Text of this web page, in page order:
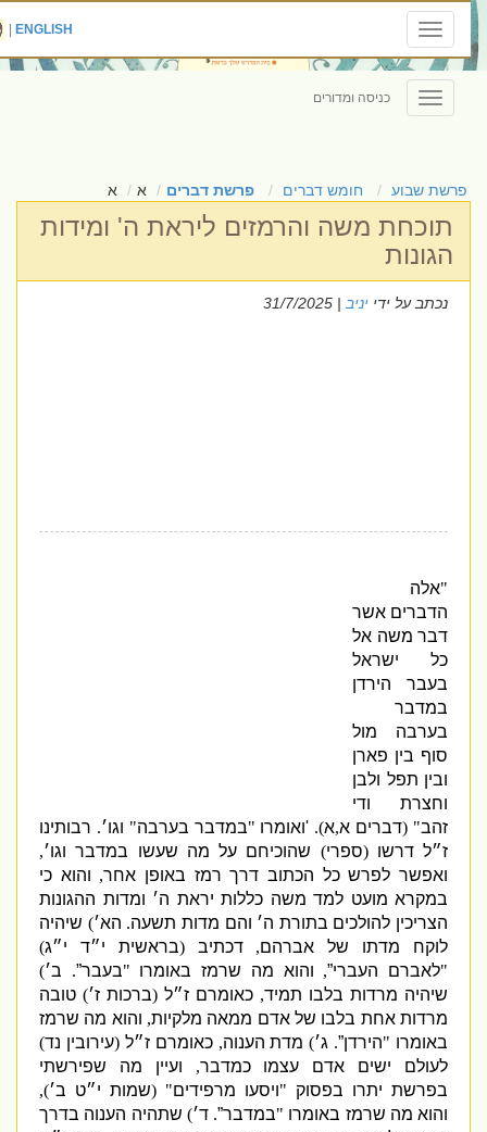
Toggle
navigation
ENGLISH
|
Toggle
navigation
כניסה ומדורים
פרשת שבוע חומש דברים פרשת דברים א א
תוכחת משה והרמזים ליראת ה' ומידות
הגונות
נכתב על ידייניב| 31/7/2025
אלה
הדברים אשר
דבר משה אל
כל ישראל
בעבר הירדן
במדבר
בערבה מול
סוף בין פארן
ובין תפל ולבן
וחצרת ודי
זהב" (דברים א א).
'ואומרו"במדבר בערבה"וגו׳.רבותינו
ז״ל דרשו(ספרי)שהוכיחם על מה שעשו במדבר וגו׳,
ואפשר לפרש כל הכתוב דרך רמז באופן אחר,והוא כי
במקרא מועט למד משה כללות יראת ה׳ ומדות ההגונות
הצריכין להולכים בתורת ה׳ והם מדות תשעה.הא׳)שיהיה
לוקח מדתו של אברהם,דכתיב( בראשית י״ד י״ג)
לאברם העברי”,והוא מה שרמז באומרו" בעבר”.ב׳ )
שיהיה מרדות בלבו תמיד,כאומרם ז״ל(ברכות ז׳ )טובה
מרדות אחת בלבו של אדם ממאה מלקיות,והוא מה שרמז
באומרו"הירדן”.ג׳ )מדת הענוה,כאומרם ז״ל(עירובין נד )
לעולם ישים אדם עצמו כמדבר,ועיין מה שפירשתי
בפרשת יתרו בפסוק" ויסעו מרפידים" (שמות י״ט ב׳ ),
והוא מה שרמז באומרו"במדבר”.ד׳)שתהיה הענוה בדרך